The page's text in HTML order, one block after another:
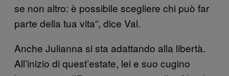
se non altro: è possibile scegliere chi può far
parte della tua vita”, dice Val.
Anche Julianna si sta adattando alla libertà.
All’inizio di quest’estate, lei e suo cugino